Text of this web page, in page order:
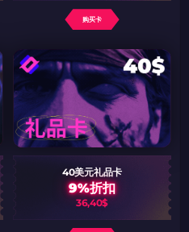
购买卡
40美元礼品卡
9%折扣
36,40$